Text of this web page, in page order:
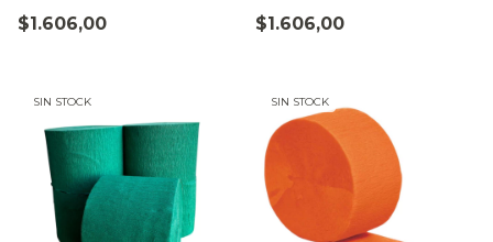
$1.606,00 $1.606,00
SIN STOCK SIN STOCK